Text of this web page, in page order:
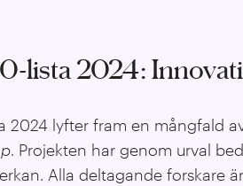
lista 2024:
2024 lyfter fram en mångfald
. Projekten har genom urval
Alla deltagande forskare